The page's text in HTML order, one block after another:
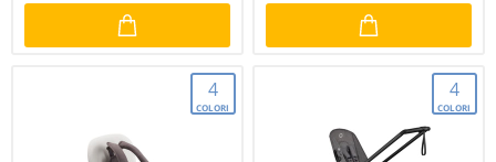
4
COLORI
4
COLORI